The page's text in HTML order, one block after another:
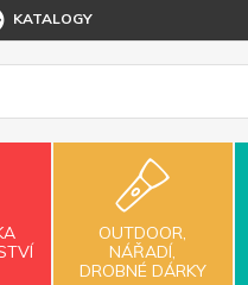
KATALOGY
OUTDOOR,
NÁŘADÍ,
DROBNÉ DÁRKY